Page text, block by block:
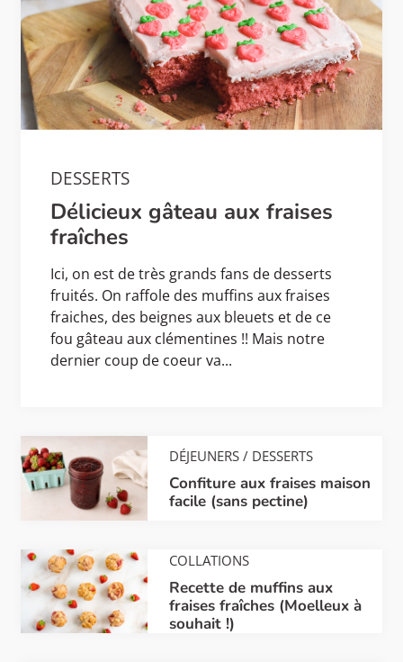
DESSERTS
Délicieux gâteau aux fraises
fraîches
Ici, on est de très grands fans de desserts
fruités. On raffole des muffins aux fraises
fraiches, des beignes aux bleuets et de ce
fou gâteau aux clémentines !! Mais notre
dernier coup de coeur va...
DÉJEUNERS / DESSERTS
Confiture aux fraises maison
facile (sans pectine)
COLLATIONS
Recette de muffins aux
fraises fraîches (Moelleux à
souhait !)